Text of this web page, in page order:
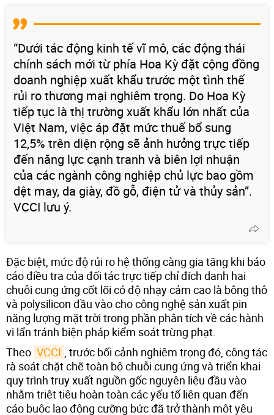
“Dưới tác động kinh tế vĩ mô, các động thái
chính sách mới từ phía Hoa Kỳ đặt cộng đồng
doanh nghiệp xuất khẩu trước một tình thế
rủi ro thương mại nghiêm trọng. Do Hoa Kỳ
tiếp tục là thị trường xuất khẩu lớn nhất của
Việt Nam, việc áp đặt mức thuế bổ sung
12,5% trên diện rộng sẽ ảnh hưởng trực tiếp
đến năng lực cạnh tranh và biên lợi nhuận
của các ngành công nghiệp chủ lực bao gồm
dệt may, da giày, đồ gỗ, điện tử và thủy sản”.
VCCI lưu ý.
Đặc biệt, mức độ rủi ro hệ thống càng gia tăng khi báo
cáo điều tra của đối tác trực tiếp chỉ đích danh hai
chuỗi cung ứng cốt lõi có độ nhạy cảm cao là bông thô
và polysilicon đầu vào cho công nghệ sản xuất pin
năng lượng mặt trời trong phần phân tích về các hành
vi lẩn tránh biện pháp kiểm soát trừng phạt.
Theo VCCI , trước bối cảnh nghiêm trọng đó, công tác
rà soát chặt chẽ toàn bộ chuỗi cung ứng và triển khai
quy trình truy xuất nguồn gốc nguyên liệu đầu vào
nhằm triệt tiêu hoàn toàn các yếu tố liên quan đến
cáo buộc lao động cưỡng bức đã trở thành một yêu